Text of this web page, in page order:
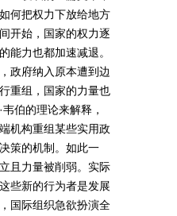
何把权力下放给地方
开始，国家的权力逐
能力也都加速减退。
政府纳入原本遭到边
重组，国家的力量也
伯的理论来解释，
机构重组某些实用政
策的机制。如此一
且力量被削弱。实际
些新的行为者是发展
国际组织急欲扮演全